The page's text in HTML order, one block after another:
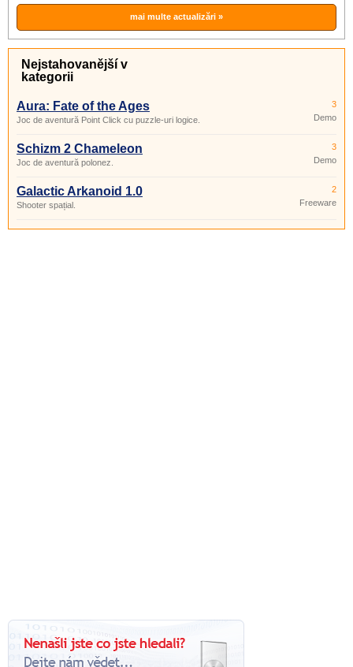
mai multe actualizări »
Nejstahovanější v
kategorii
Aura: Fate of the Ages
Joc de aventură Point Click cu puzzle-uri logice.
3
Demo
Schizm 2 Chameleon
Joc de aventură polonez.
3
Demo
Galactic Arkanoid 1.0
Shooter spațial.
2
Freeware